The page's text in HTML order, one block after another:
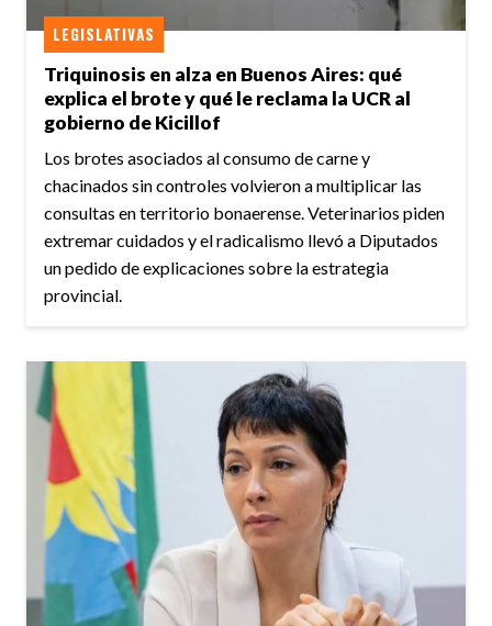
Triquinosis en alza en Buenos Aires: qué
explica el brote y qué le reclama la UCR al
gobierno de Kicillof
LEGISLATIVAS
Los brotes asociados al consumo de carne y
chacinados sin controles volvieron a multiplicar las
consultas en territorio bonaerense. Veterinarios piden
extremar cuidados y el radicalismo llevó a Diputados
un pedido de explicaciones sobre la estrategia
provincial.